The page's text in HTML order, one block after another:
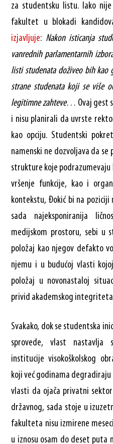
za studentsku listu. Iako
fakultet u blokadi
izjavljuje: Nakon isticanja
vanrednih parlamentarnih
listi studenata doživeo bih kao
strane studenata koji se više
legitimne zahteve… Ovaj gest
i nisu planirali da uvrste
kao opciju. Studentski
namenski ne dozvoljava da
strukture koje
vršenje funkcije, kao i
kontekstu, Đokić bi na poziciji
sada najeksponiranija
medijskom prostoru, sebi u
položaj kao njegov defakto
njemu i u budućoj vlasti
položaj u novonastaloj
privid akademskog integriteta
Svakako, dok se studentska
sprovede, vlast nastavlja
institucije visokoškolskog
koji već godinama
vlasti da ojača privatni
državnog, sada stoje u
fakulteta nisu izmirene
u iznosu osam do deset puta